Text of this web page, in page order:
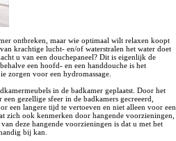
ontbreken, maar wie optimaal wilt relaxen koopt
krachtige lucht- en/of waterstralen het water doet
u van een douchepaneel? Dit is eigenlijk de
een hoofd- en een handdouche is het
zorgen voor een hydromassage.
in de badkamer geplaatst. Door het
gezellige sfeer in de badkamers gecreeerd,
een langere tijd te vertoeven en niet alleen voor een
zich ook kenmerken door hangende voorzieningen,
deze hangende voorzieningen is dat u met het
bij kan.